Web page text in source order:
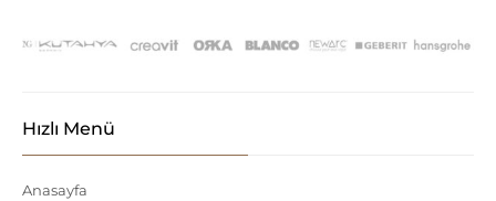
Hızlı Menü
Anasayfa